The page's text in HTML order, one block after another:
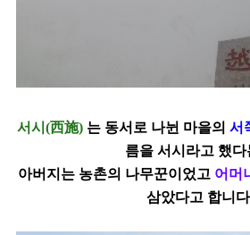
서시 (西施) 는 동서로 나뉜 마을의 서
름을 서시라고 했다
아버지는 농촌의 나무꾼이었고 어머
삼았다고 합니다